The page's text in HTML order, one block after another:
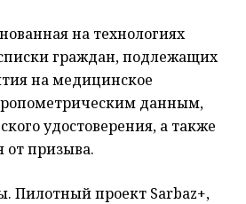
на технологиях
граждан, подлежащих
на медицинское
данным,
удостоверения, а также
от призыва.
Пилотный проект Sarbaz+,